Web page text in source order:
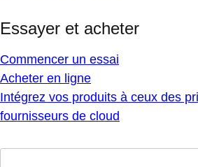
Essayer et acheter
Commencer un essai
Acheter en ligne
Intégrez vos produits à ceux des
fournisseurs de cloud